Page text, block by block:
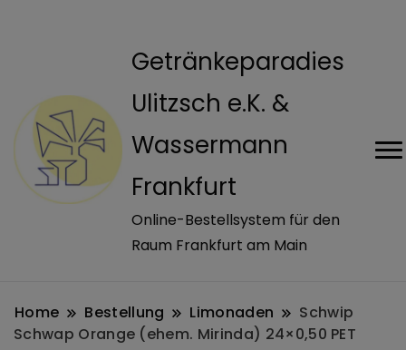
Getränkeparadies
Ulitzsch e.K. &
Wassermann
Frankfurt
Online-Bestellsystem für den
Raum Frankfurt am Main
Home Bestellung Limonaden
Schwip
Schwap Orange (ehem. Mirinda) 24×0,50 PET